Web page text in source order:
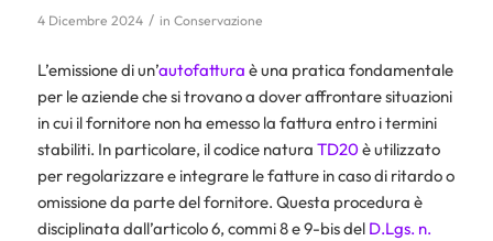
4 Dicembre 2024 / in Conservazione
L’emissione di un’autofattura è una pratica fondamentale
per le aziende che si trovano a dover affrontare situazioni
in cui il fornitore non ha emesso la fattura entro i termini
stabiliti. In particolare, il codice natura TD20è utilizzato
per regolarizzare e integrare le fatture in caso di ritardo o
omissione da parte del fornitore. Questa procedura è
disciplinata dall’articolo 6, commi 8 e 9-bis del D.Lgs. n.